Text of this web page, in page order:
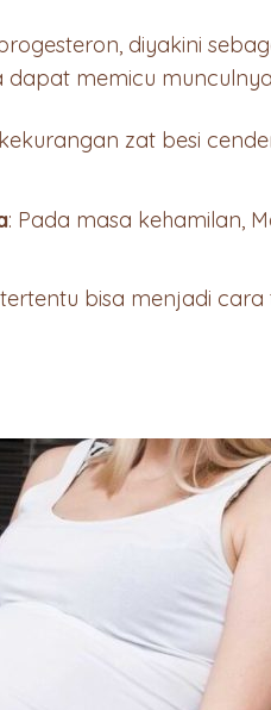
diyakini
memicu
zat besi
: Pada masa kehamilan,
bisa menjadi cara